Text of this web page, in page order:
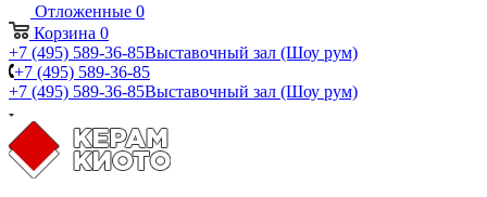
Отложенные 0
Корзина 0
+7 (495) 589-36-85Выставочный зал (Шоу рум)
+7 (495) 589-36-85
+7 (495) 589-36-85Выставочный зал (Шоу рум)